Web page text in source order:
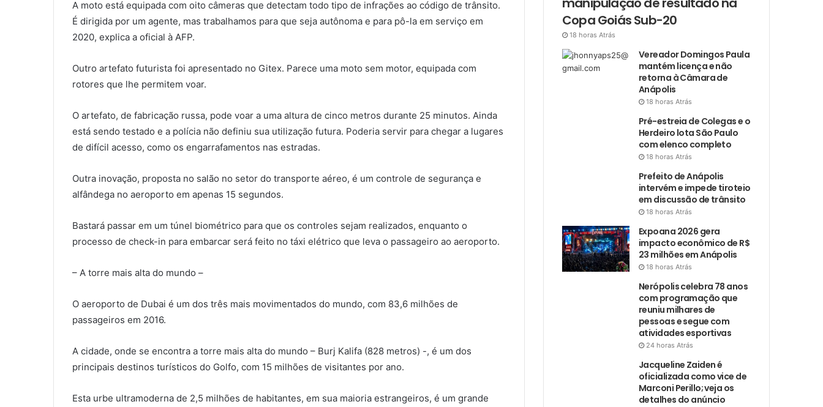
A moto está equipada com oito câmeras que detectam todo tipo de infrações ao código de trânsito.
É dirigida por um agente, mas trabalhamos para que seja autônoma e para pô-la em serviço em
2020, explica a oficial à AFP.
Outro artefato futurista foi apresentado no Gitex. Parece uma moto sem motor, equipada com
rotores que lhe permitem voar.
O artefato, de fabricação russa, pode voar a uma altura de cinco metros durante 25 minutos. Ainda
está sendo testado e a polícia não definiu sua utilização futura. Poderia servir para chegar a lugares
de difícil acesso, como os engarrafamentos nas estradas.
Outra inovação, proposta no salão no setor do transporte aéreo, é um controle de segurança e
alfândega no aeroporto em apenas 15 segundos.
Bastará passar em um túnel biométrico para que os controles sejam realizados, enquanto o
processo de check-in para embarcar será feito no táxi elétrico que leva o passageiro ao aeroporto.
– A torre mais alta do mundo –
O aeroporto de Dubai é um dos três mais movimentados do mundo, com 83,6 milhões de
passageiros em 2016.
A cidade, onde se encontra a torre mais alta do mundo – Burj Kalifa (828 metros) -, é um dos
principais destinos turísticos do Golfo, com 15 milhões de visitantes por ano.
Esta urbe ultramoderna de 2,5 milhões de habitantes, em sua maioria estrangeiros, é um grande
Copa Goiás Sub-20
18 horas Atrás
Vereador Domingos Paula
mantém licença e não
retorna à Câmara de
Anápolis
18 horas Atrás
Pré-estreia de Colegas e o
Herdeiro lota São Paulo
com elenco completo
18 horas Atrás
Prefeito de Anápolis
intervém e impede tiroteio
em discussão de trânsito
18 horas Atrás
Expoana 2026 gera
impacto econômico de R$
23 milhões em Anápolis
18 horas Atrás
Nerópolis celebra 78 anos
com programação que
reuniu milhares de
pessoas e segue com
atividades esportivas
24 horas Atrás
Jacqueline Zaiden é
oficializada como vice de
Marconi Perillo; veja os
detalhes do anúncio